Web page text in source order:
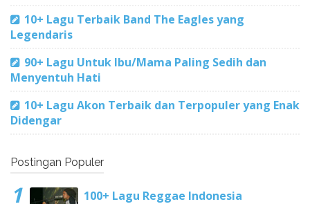
10+ Lagu Terbaik Band The Eagles yang
Legendaris
90+ Lagu Untuk Ibu/Mama Paling Sedih dan
Menyentuh Hati
10+ Lagu Akon Terbaik dan Terpopuler yang Enak
Didengar
Postingan Populer
100+ Lagu Reggae Indonesia